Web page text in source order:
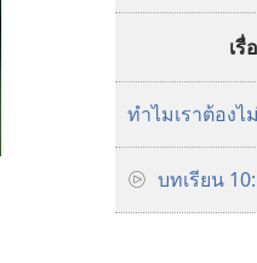
เรื่
ทำไมเราต้อง
บทเรียน